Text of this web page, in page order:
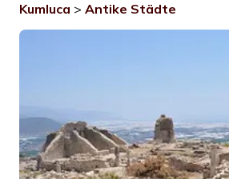
Kumluca > Antike Städte